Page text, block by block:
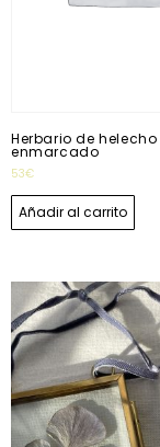
Herbario de helecho
enmarcado
53€
Añadir al carrito